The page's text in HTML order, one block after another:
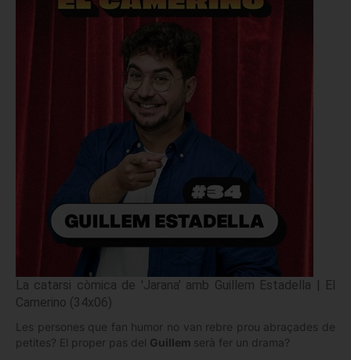
La catarsi còmica de 'Jarana' amb Guillem Estadella | El
Camerino (34x06)
Les persones que fan humor no van rebre prou abraçades de
petites? El proper pas del Guillem serà fer un drama?